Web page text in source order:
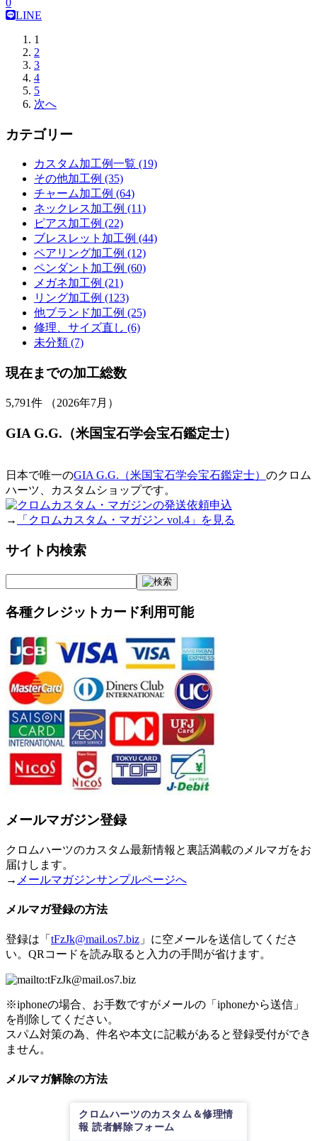
0
LINE
1
2
3
4
5
次へ
カテゴリー
カスタム加工例一覧 (19)
その他加工例 (35)
チャーム加工例 (64)
ネックレス加工例 (11)
ピアス加工例 (22)
ブレスレット加工例 (44)
ペアリング加工例 (12)
ペンダント加工例 (60)
メガネ加工例 (21)
リング加工例 (123)
他ブランド加工例 (25)
修理、サイズ直し (6)
未分類 (7)
現在までの加工総数
5,791件 （2026年7月）
GIA G.G.（米国宝石学会宝石鑑定士）
日本で唯一のGIA G.G.（米国宝石学会宝石鑑定士） のクロム
ハーツ、カスタムショップです。
→ 「クロムカスタム・マガジン vol.4」を見る
サイト内検索
各種クレジットカード利用可能
メールマガジン登録
クロムハーツのカスタム最新情報と裏話満載のメルマガをお
届けします。
→ メールマガジンサンプルページへ
メルマガ登録の方法
登録は「 tFzJk@mail.os7.biz 」に空メールを送信してくださ
い。QRコードを読み取ると入力の手間が省けます。
※iphoneの場合、お手数ですがメールの「iphoneから送信」
を削除してください。
スパム対策の為、件名や本文に記載があると登録受付ができ
ません。
メルマガ解除の方法
クロムハーツのカスタム＆修理情
報 読者解除フォーム